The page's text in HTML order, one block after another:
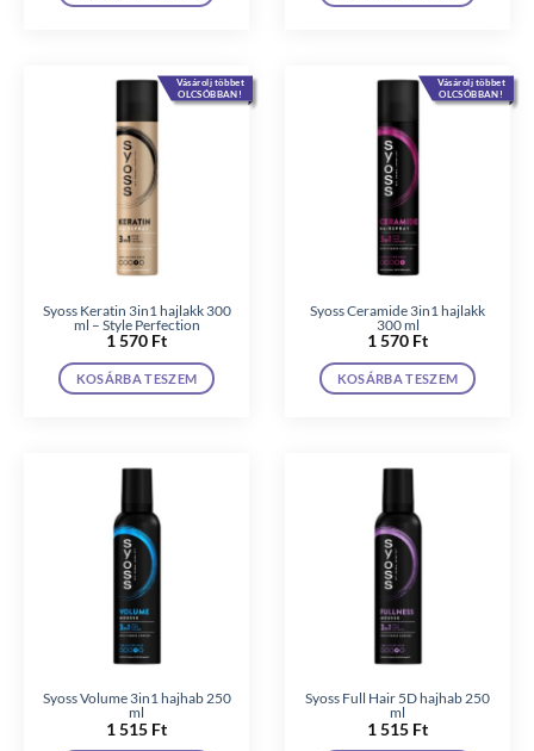
Vásárolj többet
OLCSÓBBAN!
Syoss Keratin 3in1 hajlakk 300
ml – Style Perfection
1 570 Ft
KOSÁRBA TESZEM
Vásárolj többet
OLCSÓBBAN!
Syoss Ceramide 3in1 hajlakk
300 ml
1 570 Ft
KOSÁRBA TESZEM
Syoss Volume 3in1 hajhab 250
ml
1 515 Ft
Syoss Full Hair 5D hajhab 250
ml
1 515 Ft